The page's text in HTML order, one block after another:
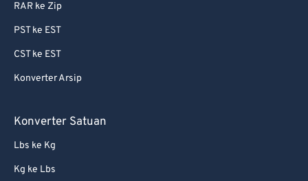
RAR ke Zip
PST ke EST
CST ke EST
Konverter Arsip
Konverter Satuan
Lbs ke Kg
Kg ke Lbs